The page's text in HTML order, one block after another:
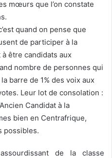
mœurs que l’on constate
quand on pense que
de participer à la
être candidats aux
nombre de personnes qui
barre de 1% des voix aux
Leur lot de consolation :
Candidat à la
bien en Centrafrique,
possibles.
de la classe